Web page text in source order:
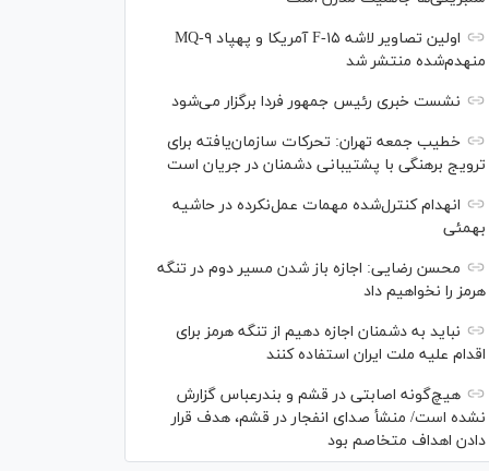
اولین تصاویر لاشه F-۱۵ آمریکا و پهپاد MQ-۹
منهدم‌شده منتشر شد
نشست خبری رئیس‌ جمهور فردا برگزار می‌شود
خطیب جمعه تهران: تحرکات سازمان‌یافته برای
ترویج برهنگی با پشتیبانی دشمنان در جریان است
انهدام کنترل‌شده مهمات عمل‌نکرده در حاشیه
بهمئی
محسن رضایی: اجازه باز شدن مسیر دوم در تنگه
هرمز را نخواهیم داد
نباید به دشمنان اجازه دهیم از تنگه هرمز برای
اقدام علیه ملت ایران استفاده کنند
هیچ‌گونه اصابتی در قشم و بندرعباس گزارش
نشده است/ منشأ صدای انفجار در قشم، هدف قرار
دادن اهداف متخاصم بود